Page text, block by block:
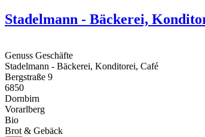
Stadelmann - Bäckerei,
Genuss Geschäfte
Stadelmann - Bäckerei, Konditorei, Café
Bergstraße 9
6850
Dornbirn
Vorarlberg
Bio
Brot & Gebäck